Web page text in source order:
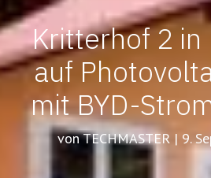
Kritterhof 2 in
auf
mit BYD-
von TECHMASTER | 9.